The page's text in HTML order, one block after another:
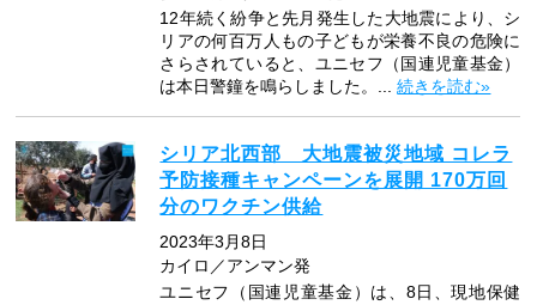
12年続く紛争と先月発生した大地震により、シ
リアの何百万人もの子どもが栄養不良の危険に
さらされていると、ユニセフ（国連児童基金）
は本日警鐘を鳴らしました。...続きを読む»
シリア北西部 大地震被災地域 コレラ
予防接種キャンペーンを展開 170万回
分のワクチン供給
2023年3月8日
カイロ／アンマン発
ユニセフ（国連児童基金）は、8日、現地保健